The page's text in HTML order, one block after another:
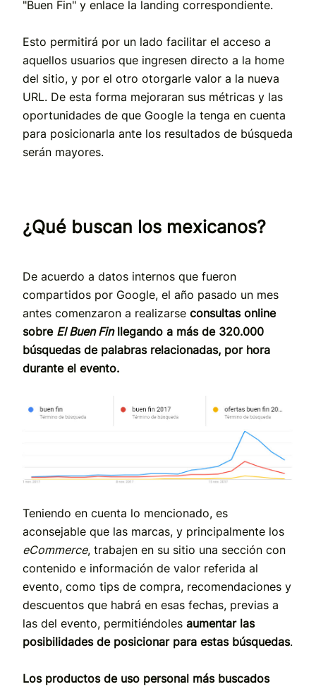
"Buen Fin" y enlace la landing correspondiente.
Esto permitirá por un lado facilitar el acceso a
aquellos usuarios que ingresen directo a la home
del sitio, y por el otro otorgarle valor a la nueva
URL. De esta forma mejoraran sus métricas y las
oportunidades de que Google la tenga en cuenta
para posicionarla ante los resultados de búsqueda
serán mayores.
¿Qué buscan los mexicanos?
De acuerdo a datos internos que fueron
compartidos por Google, el año pasado un mes
antes comenzaron a realizarse consultas online
sobre El Buen Finllegando a más de 320.000
búsquedas de palabras relacionadas, por hora
durante el evento.
Teniendo en cuenta lo mencionado, es
aconsejable que las marcas, y principalmente los
eCommerce, trabajen en su sitio una sección con
contenido e información de valor referida al
evento, como tips de compra, recomendaciones y
descuentos que habrá en esas fechas, previas a
las del evento, permitiéndoles aumentar las
posibilidades de posicionar para estas búsquedas.
Los productos de uso personal más buscados